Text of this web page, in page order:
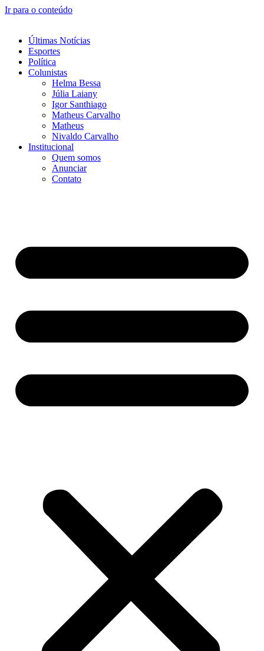
Ir para o conteúdo
Últimas Notícias
Esportes
Política
Colunistas
Helma Bessa
Júlia Laiany
Igor Santhiago
Matheus Carvalho
Matheus
Nivaldo Carvalho
Institucional
Quem somos
Anunciar
Contato